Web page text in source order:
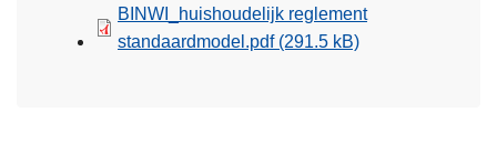
BINWI_huishoudelijk reglement
standaardmodel.pdf (291.5 kB)